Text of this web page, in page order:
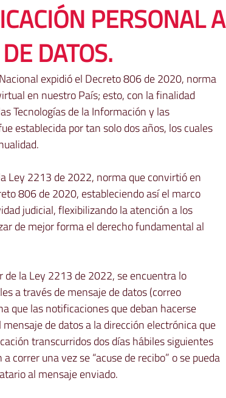
PERSONAL A
DATOS.
expidió el Decreto 806 de 2020, norma
en nuestro País; esto, con la finalidad
Tecnologías de la Información y las
establecida por tan solo dos años, los cuales
Ley 2213 de 2022, norma que convirtió en
806 de 2020, estableciendo así el marco
judicial, flexibilizando la atención a los
de mejor forma el derecho fundamental al
la Ley 2213 de 2022, se encuentra lo
a través de mensaje de datos (correo
que las notificaciones que deban hacerse
de datos a la dirección electrónica que
transcurridos dos días hábiles siguientes
correr una vez se “acuse de recibo” o se pueda
al mensaje enviado.